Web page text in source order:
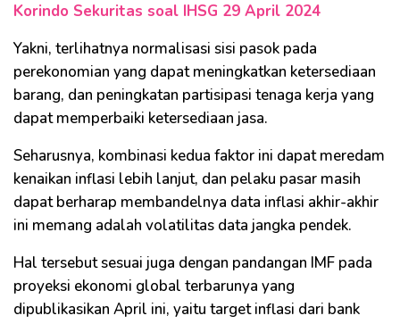
Korindo Sekuritas soal IHSG 29 April 2024
Yakni, terlihatnya normalisasi sisi pasok pada
perekonomian yang dapat meningkatkan ketersediaan
barang, dan peningkatan partisipasi tenaga kerja yang
dapat memperbaiki ketersediaan jasa.
Seharusnya, kombinasi kedua faktor ini dapat meredam
kenaikan inflasi lebih lanjut, dan pelaku pasar masih
dapat berharap membandelnya data inflasi akhir-akhir
ini memang adalah volatilitas data jangka pendek.
Hal tersebut sesuai juga dengan pandangan IMF pada
proyeksi ekonomi global terbarunya yang
dipublikasikan April ini, yaitu target inflasi dari bank